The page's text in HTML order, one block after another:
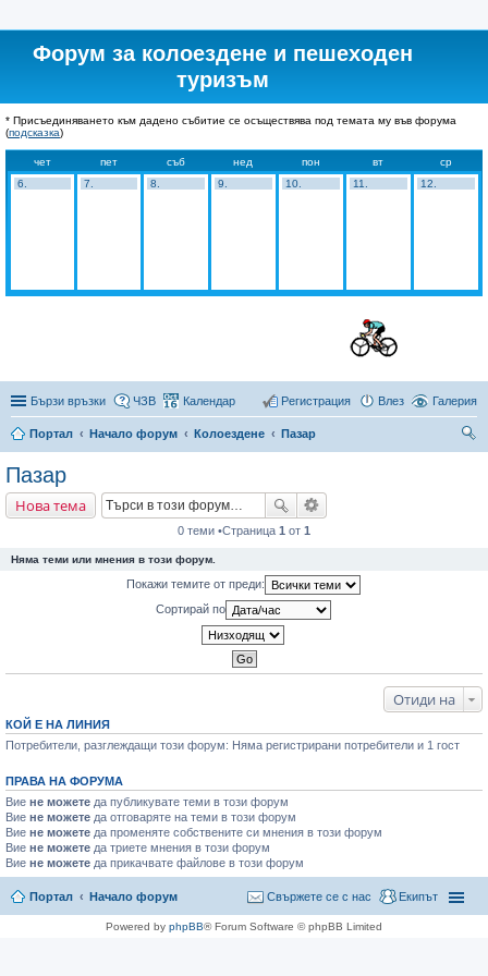
Форум за колоездене и пешеходен
туризъм
* Присъединяването към дадено събитие се осъществява под темата му във форума
(подсказка)
чет пет съб нед пон вт
ср
6.
7. 8. 9. 10. 11. 12.
Бързи връзки Галерия
ЧЗВ Календар Влез
Регистрация
Портал Начало форум Колоездене
Пазар
Пазар
Нова тема
0 теми •Страница 1 от 1
Няма теми или мнения в този форум.
Покажи темите от преди:
Сортирай по
Отиди на
КОЙ Е НА ЛИНИЯ
Потребители, разглеждащи този форум: Няма регистрирани потребители и 1 гост
ПРАВА НА ФОРУМА
Вие не можете да публикувате теми в този форум
Вие не можете да отговаряте на теми в този форум
Вие не можете да променяте собствените си мнения в този форум
Вие не можете да триете мнения в този форум
Вие не можете да прикачвате файлове в този форум
Портал Начало форум Екипът
Свържете се с нас
Powered by phpBB® Forum Software © phpBB Limited